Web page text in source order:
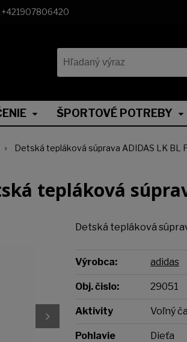
+421907806420
ŠPORTOVÉ POTREBY
Detská tepláková súprava ADIDAS LK BL
tepláková
Detská tepláková
Výrobca: adidas
Obj. čislo: 29051
Aktivity Voľný
Pohlavie Dieťa